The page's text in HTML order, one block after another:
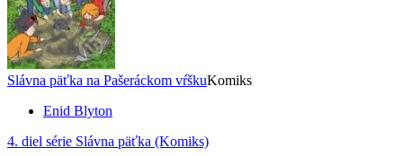
Slávna päťka na Pašeráckom vŕškuKomiks
Enid Blyton
4. diel série Slávna päťka (Komiks)